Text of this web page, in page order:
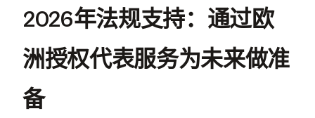
2026年法规支持：通过欧
洲授权代表服务为未来做准
备